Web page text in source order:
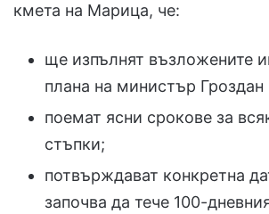
кмета на Марица, че:
ще изпълнят възложените
плана на министър
поемат ясни срокове за
стъпки;
потвърждават конкретна
започва да тече 100-